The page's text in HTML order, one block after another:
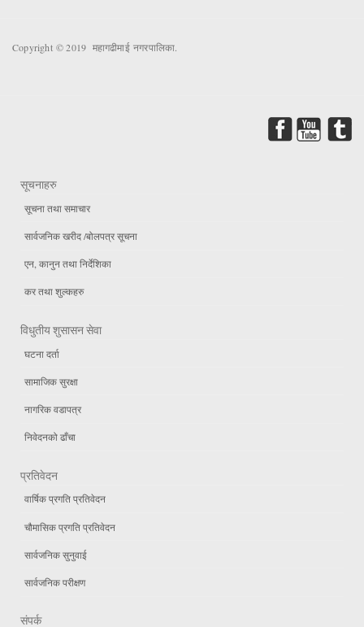
Copyright © 2019 महागढीमाई नगरपालिका.
सूचनाहरु
सूचना तथा समाचार
सार्वजनिक खरीद /बोलपत्र सूचना
एन, कानुन तथा निर्देशिका
कर तथा शुल्कहरु
विधुतीय शुसासन सेवा
घटना दर्ता
सामाजिक सुरक्षा
नागरिक वडापत्र
निवेदनको ढाँचा
प्रतिवेदन
वार्षिक प्रगति प्रतिवेदन
चौमासिक प्रगति प्रतिवेदन
सार्वजनिक सुनुवाई
सार्वजनिक परीक्षण
संपर्क